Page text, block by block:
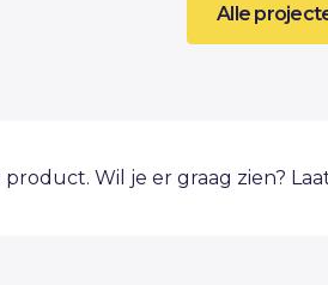
Alle
Wil je er graag zien?